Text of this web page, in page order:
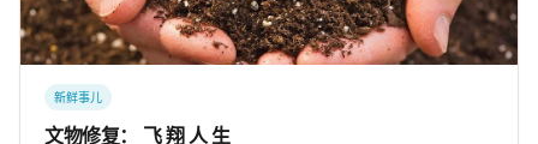
新鲜事儿
文物修复： 飞 翔 人 生